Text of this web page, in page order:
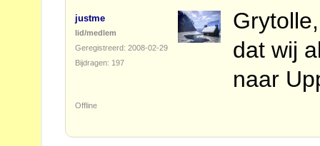
justme
lid/medlem
Geregistreerd: 2008-02-29
Bijdragen: 197
dat wij
naar
Offline